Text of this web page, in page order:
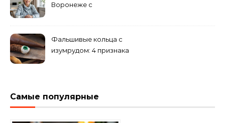
Воронеже с
Фальшивые кольца с
изумрудом: 4 признака
Самые популярные